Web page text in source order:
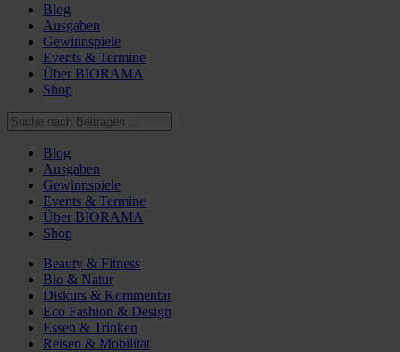
Blog
Ausgaben
Gewinnspiele
Events & Termine
Über BIORAMA
Shop
Blog
Ausgaben
Gewinnspiele
Events & Termine
Über BIORAMA
Shop
Beauty & Fitness
Bio & Natur
Diskurs & Kommentar
Eco Fashion & Design
Essen & Trinken
Reisen & Mobilität